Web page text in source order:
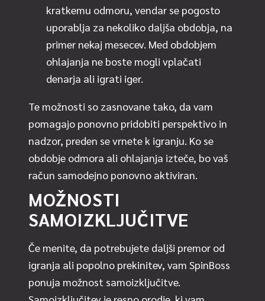
kratkemu odmoru, vendar se pogosto
uporablja za nekoliko daljša obdobja, na
primer nekaj mesecev. Med obdobjem
ohlajanja ne boste mogli vplačati
denarja ali igrati iger.
Te možnosti so zasnovane tako, da vam
pomagajo ponovno pridobiti perspektivo in
nadzor, preden se vrnete k igranju. Ko se
obdobje odmora ali ohlajanja izteče, bo vaš
račun samodejno ponovno aktiviran.
MOŽNOSTI
SAMOIZKLJUČITVE
Če menite, da potrebujete daljši premor od
igranja ali popolno prekinitev, vam SpinBoss
ponuja možnost samoizključitve.